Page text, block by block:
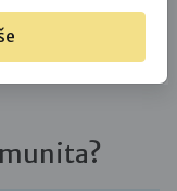
evolučním
zde najdete
zde.